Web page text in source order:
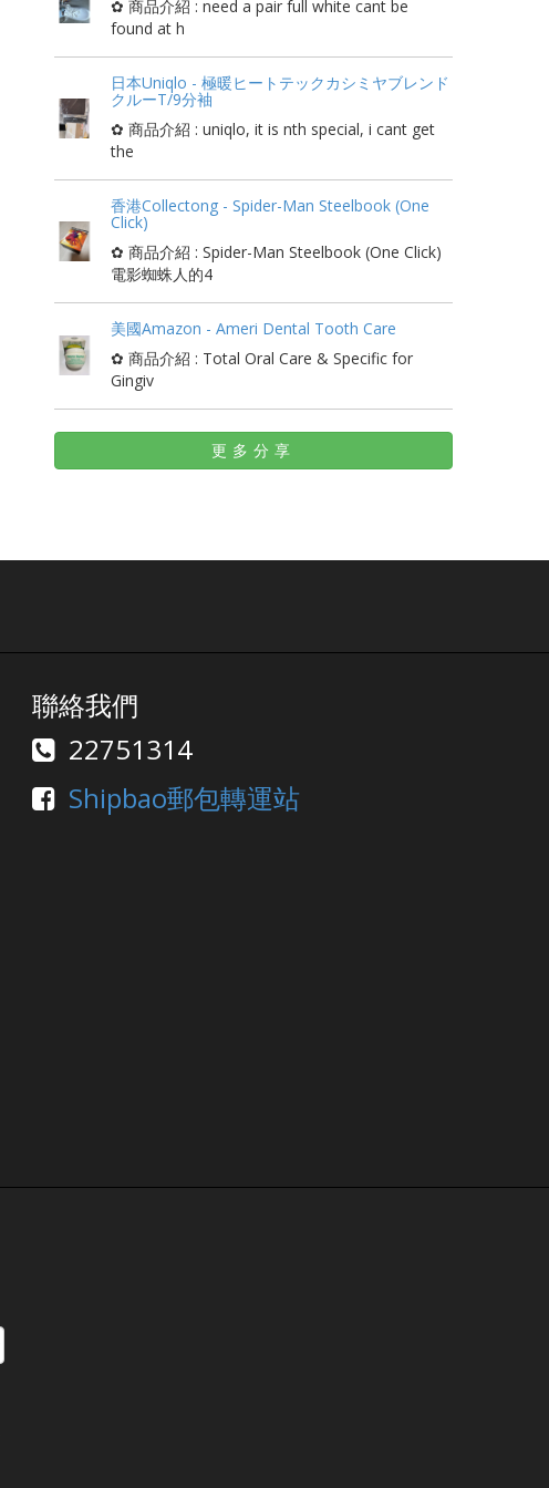
✿ 商品介紹 : need a pair full white cant be
found at h
日本Uniqlo - 極暖ヒートテックカシミヤブレンド
クルーT/9分袖
✿ 商品介紹 : uniqlo, it is nth special, i cant get
the
香港Collectong - Spider-Man Steelbook (One
Click)
✿ 商品介紹 : Spider-Man Steelbook (One Click)
電影蜘蛛人的4
美國Amazon - Ameri Dental Tooth Care
✿ 商品介紹 : Total Oral Care & Specific for
Gingiv
更多分享
聯絡我們
22751314
Shipbao郵包轉運站